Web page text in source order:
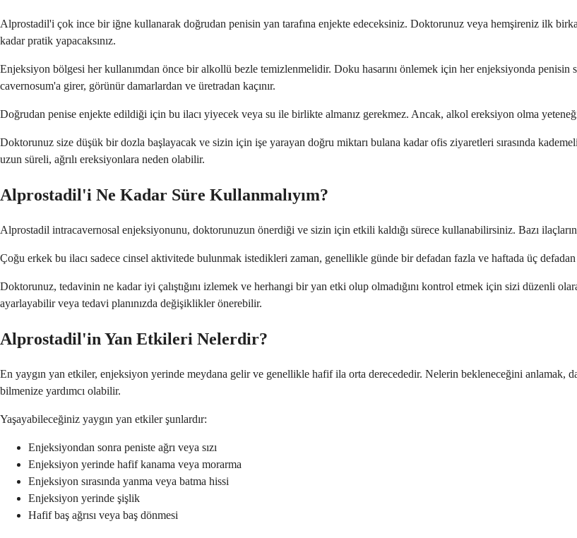
Alprostadil'i çok ince bir iğne kullanarak doğrudan penisin yan tarafına enjekte edeceksiniz. Doktorunuz veya hemşireniz ilk
kadar pratik yapacaksınız.
Enjeksiyon bölgesi her kullanımdan önce bir alkollü bezle temizlenmelidir. Doku hasarını önlemek için her enjeksiyonda penisin
cavernosum'a girer, görünür damarlardan ve üretradan kaçınır.
Doğrudan penise enjekte edildiği için bu ilacı yiyecek veya su ile birlikte almanız gerekmez. Ancak, alkol ereksiyon olma
Doktorunuz size düşük bir dozla başlayacak ve sizin için işe yarayan doğru miktarı bulana kadar ofis ziyaretleri sırasında
uzun süreli, ağrılı ereksiyonlara neden olabilir.
Alprostadil'i Ne Kadar Süre Kullanmalıyım?
Alprostadil intracavernosal enjeksiyonunu, doktorunuzun önerdiği ve sizin için etkili kaldığı sürece kullanabilirsiniz. Bazı
Çoğu erkek bu ilacı sadece cinsel aktivitede bulunmak istedikleri zaman, genellikle günde bir defadan fazla ve haftada üç
Doktorunuz, tedavinin ne kadar iyi çalıştığını izlemek ve herhangi bir yan etki olup olmadığını kontrol etmek için sizi düzenli
ayarlayabilir veya tedavi planınızda değişiklikler önerebilir.
Alprostadil'in Yan Etkileri Nelerdir?
En yaygın yan etkiler, enjeksiyon yerinde meydana gelir ve genellikle hafif ila orta derecededir. Nelerin bekleneceğini anlamak,
bilmenize yardımcı olabilir.
Yaşayabileceğiniz yaygın yan etkiler şunlardır:
Enjeksiyondan sonra peniste ağrı veya sızı
Enjeksiyon yerinde hafif kanama veya morarma
Enjeksiyon sırasında yanma veya batma hissi
Enjeksiyon yerinde şişlik
Hafif baş ağrısı veya baş dönmesi